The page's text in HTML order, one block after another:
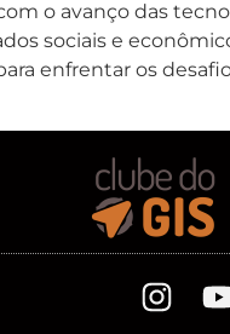
o avanço das
sociais e
enfrentar os